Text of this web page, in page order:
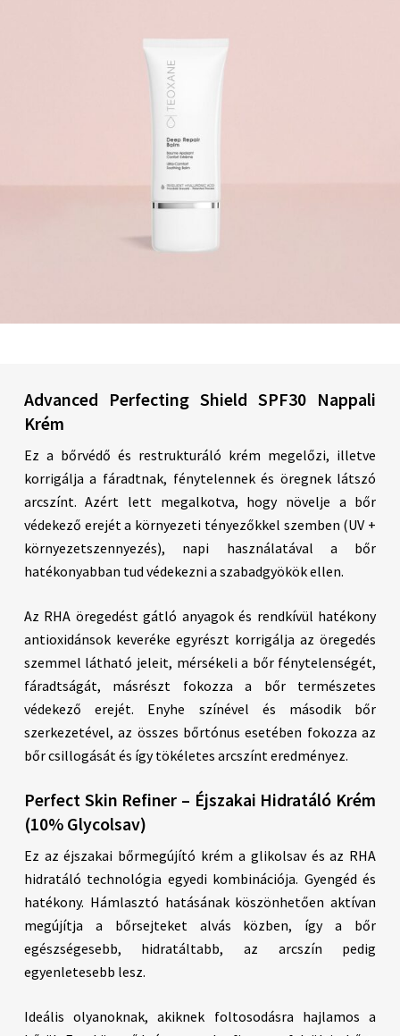
Advanced Perfecting Shield SPF30 Nappali
Krém
Ez a bőrvédő és restrukturáló krém megelőzi, illetve
korrigálja a fáradtnak, fénytelennek és öregnek látszó
arcszínt. Azért lett megalkotva, hogy növelje a bőr
védekező erejét a környezeti tényezőkkel szemben (UV +
környezetszennyezés), napi használatával a bőr
hatékonyabban tud védekezni a szabadgyökök ellen.
Az RHA öregedést gátló anyagok és rendkívül hatékony
antioxidánsok keveréke egyrészt korrigálja az öregedés
szemmel látható jeleit, mérsékeli a bőr fénytelenségét,
fáradtságát, másrészt fokozza a bőr természetes
védekező erejét. Enyhe színével és második bőr
szerkezetével, az összes bőrtónus esetében fokozza az
bőr csillogását és így tökéletes arcszínt eredményez.
Perfect Skin Refiner – Éjszakai Hidratáló Krém
(10% Glycolsav)
Ez az éjszakai bőrmegújító krém a glikolsav és az RHA
hidratáló technológia egyedi kombinációja. Gyengéd és
hatékony. Hámlasztó hatásának köszönhetően aktívan
megújítja a bőrsejteket alvás közben, így a bőr
egészségesebb, hidratáltabb, az arcszín pedig
egyenletesebb lesz.
Ideális olyanoknak, akiknek foltosodásra hajlamos a